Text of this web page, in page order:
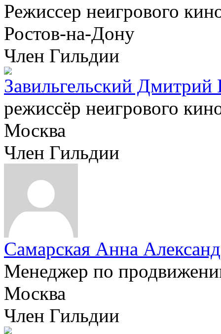
Режиссер неигрового
Ростов-на-Дону
Член Гильдии
Завильгельский Дмитрий
режиссёр неигрового
Москва
Член Гильдии
Самарская Анна
Менеджер по
Москва
Член Гильдии